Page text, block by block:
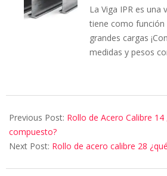
La Viga IPR es una
tiene como
grandes cargas
medidas y pesos
Previous Post: Rollo de Acero Calibre
compuesto?
Next Post: Rollo de acero calibre 28